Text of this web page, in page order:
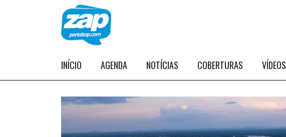
INÍCIO AGENDA NOTÍCIAS COBERTURAS VÍDEOS